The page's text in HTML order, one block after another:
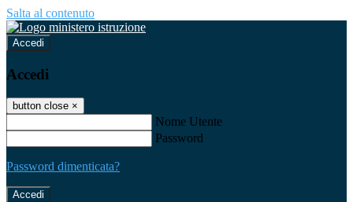
Salta al contenuto
Accedi
Accedi
button close ×
Nome Utente
Password
Password dimenticata?